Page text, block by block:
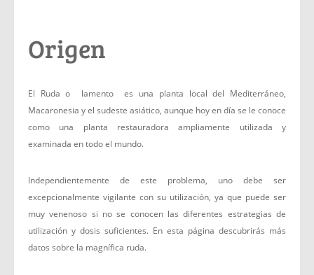
Origen
El Ruda o lamento es una planta local del Mediterráneo,
Macaronesia y el sudeste asiático, aunque hoy en día se le conoce
como una planta restauradora ampliamente utilizada y
examinada en todo el mundo.
Independientemente de este problema, uno debe ser
excepcionalmente vigilante con su utilización, ya que puede ser
muy venenoso si no se conocen las diferentes estrategias de
utilización y dosis suficientes. En esta página descubrirás más
datos sobre la magnífica ruda.